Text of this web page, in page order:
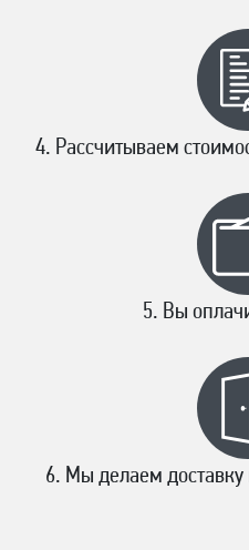
Рассчитываем
Вы
Мы делаем доставку